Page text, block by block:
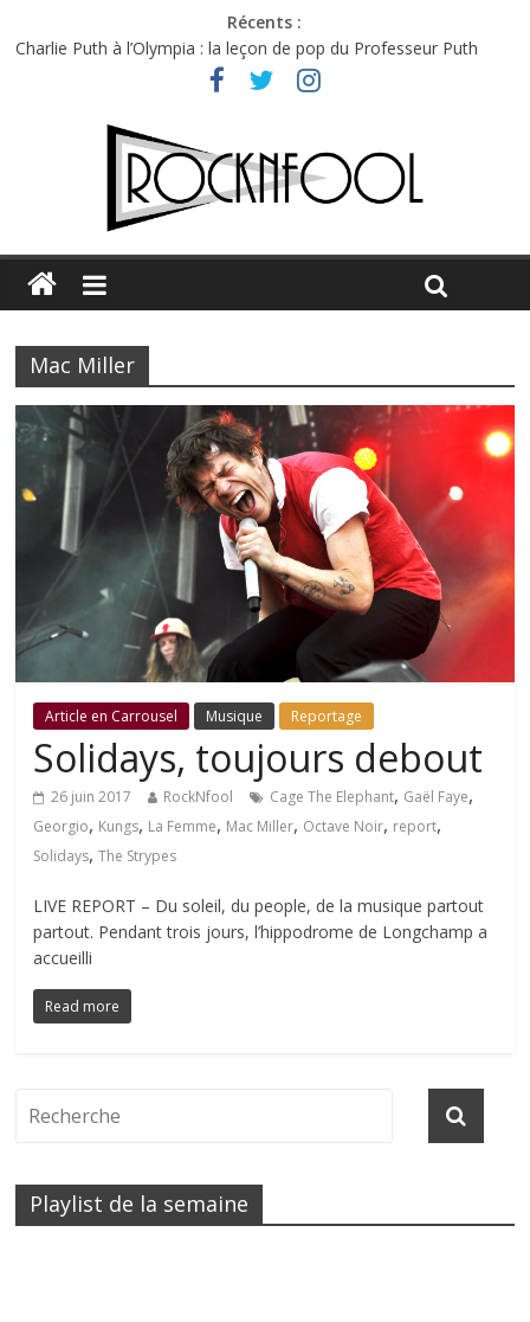
Récents :
Charlie Puth à l’Olympia : la leçon de pop du Professeur Puth
Festival Triptyque : un nouveau festival de musique indépendant
Hellfest 2026 vendredi : température et émotions en hausse
Hellfest 2026 jeudi : impossible de choisir entre chaleur et bonne
Première édition du Midgard Festival : entre bière, métal et
Mac Miller
Article en Carrousel Musique Reportage
Solidays, toujours debout
26 juin 2017 RockNfool Cage The Elephant, Gaël Faye,
Georgio, Kungs, La Femme, Mac Miller, Octave Noir, report,
Solidays,The Strypes
LIVE REPORT – Du soleil, du people, de la musique partout
partout. Pendant trois jours, l’hippodrome de Longchamp a
accueilli
Read more
Playlist de la semaine